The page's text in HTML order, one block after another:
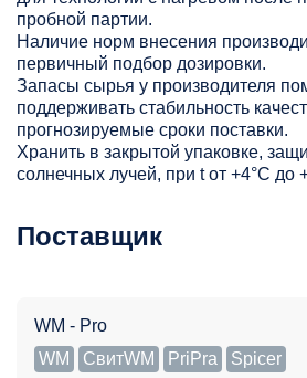
пробной партии.
Наличие норм внесения
первичный подбор дозировки.
Запасы сырья у производителя
поддерживать стабильность
прогнозируемые сроки поставки.
Хранить в закрытой упаковке,
солнечных лучей, при t от +4°C до
Поставщик
WM - Pro
WM
СвитWM PriPra Spicer